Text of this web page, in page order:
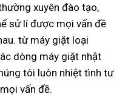
xuyên đào tạo,
sử lí được mọi vấn đề
từ máy giặt loại
dòng máy giặt nhật
tôi luôn nhiệt tình tư
vấn đề.